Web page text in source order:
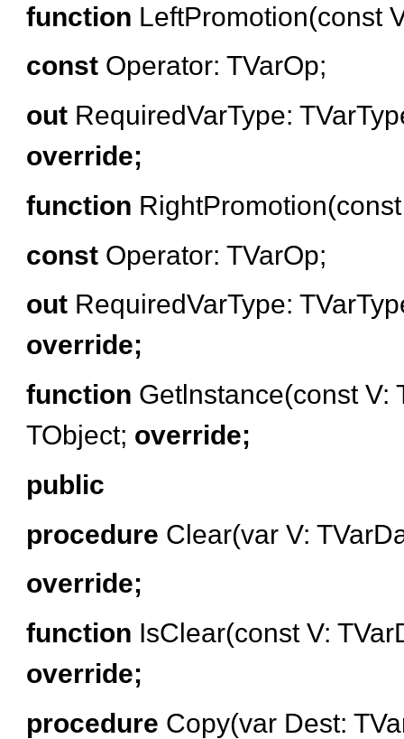
function LeftPromotion(const
const Operator: TVarOp;
out RequiredVarType:
override;
function
const Operator: TVarOp;
out RequiredVarType:
override;
function Getlnstance(const V:
TObject; override;
public
procedure Clear(var V:
override;
function IsClear(const V:
override;
procedure Copy(var Dest: